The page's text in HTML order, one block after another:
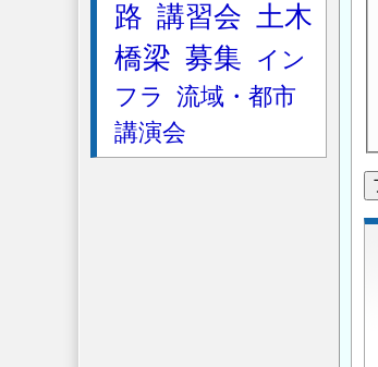
路 講習会 土木
橋梁 募集
イン
フラ
流域・都市
講演会